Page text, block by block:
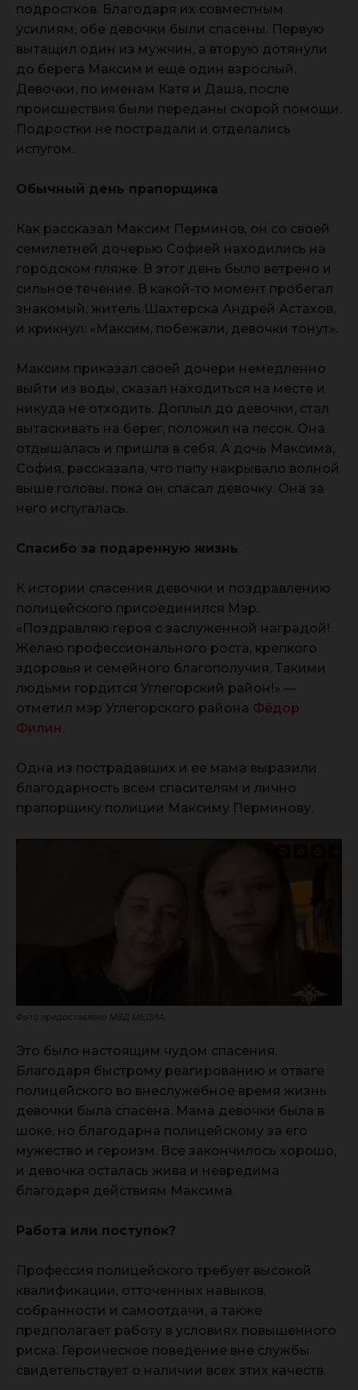
подростков. Благодаря их совместным
усилиям, обе девочки были спасены. Первую
вытащил один из мужчин, а вторую дотянули
до берега Максим и еще один взрослый.
Девочки, по именам Катя и Даша, после
происшествия были переданы скорой помощи.
Подростки не пострадали и отделались
испугом.
Обычный день прапорщика
Как рассказал Максим Перминов, он со своей
семилетней дочерью Софией находились на
городском пляже. В этот день было ветрено и
сильное течение. В какой-то момент пробегал
знакомый, житель Шахтерска Андрей Астахов,
и крикнул: «Максим, побежали, девочки тонут».
Максим приказал своей дочери немедленно
выйти из воды, сказал находиться на месте и
никуда не отходить. Доплыл до девочки, стал
вытаскивать на берег, положил на песок. Она
отдышалась и пришла в себя. А дочь Максима,
София, рассказала, что папу накрывало волной
выше головы, пока он спасал девочку. Она за
него испугалась.
Спасибо за подаренную жизнь
К истории спасения девочки и поздравлению
полицейского присоединился Мэр.
«Поздравляю героя с заслуженной наградой!
Желаю профессионального роста, крепкого
здоровья и семейного благополучия. Такими
людьми гордится Углегорский район!» —
отметил мэр Углегорского района Фёдор
Филин.
Одна из пострадавших и ее мама выразили
благодарность всем спасителям и лично
прапорщику полиции Максиму Перминову.
Фото предоставлено МВД МЕДИА.
Это было настоящим чудом спасения.
Благодаря быстрому реагированию и отваге
полицейского во внеслужебное время жизнь
девочки была спасена. Мама девочки была в
шоке, но благодарна полицейскому за его
мужество и героизм. Все закончилось хорошо,
и девочка осталась жива и невредима
благодаря действиям Максима.
Работа или поступок?
Профессия полицейского требует высокой
квалификации, отточенных навыков,
собранности и самоотдачи, а также
предполагает работу в условиях повышенного
риска. Героическое поведение вне службы
свидетельствует о наличии всех этих качеств.